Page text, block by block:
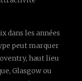
dans les années
peut marquer
haut lieu
Glasgow ou